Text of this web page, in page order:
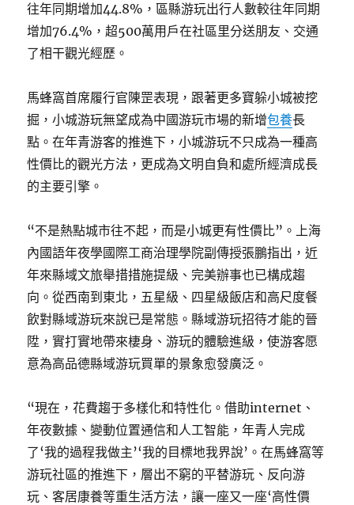
往年同期增加44.8%，區縣游玩出行人數較往年同期
增加76.4%，超500萬用戶在社區里分送朋友、交通
了相干觀光經歷。
馬蜂窩首席履行官陳罡表現，跟著更多寶躲小城被挖
掘，小城游玩無望成為中國游玩市場的新增包養長
點。在年青游客的推進下，小城游玩不只成為一種高
性價比的觀光方法，更成為文明自負和處所經濟成長
的主要引擎。
“不是熱點城市往不起，而是小城更有性價比”。上海
內國語年夜學國際工商治理學院副傳授張鵬指出，近
年來縣域文旅舉措措施提級、完美辦事也已構成趨
向。從西南到東北，五星級、四星級飯店和高尺度餐
飲對縣域游玩來說已是常態。縣域游玩招待才能的晉
陞，實打實地帶來棲身、游玩的體驗進級，使游客愿
意為高品德縣域游玩買單的景象愈發廣泛。
“現在，花費趨于多樣化和特性化。借助internet、
年夜數據、變動位置通信和人工智能，年青人完成
了‘我的過程我做主’‘我的目標地我界說’。在馬蜂窩等
游玩社區的推進下，層出不窮的平替游玩、反向游
玩、客居康養等重生活方法，讓一座又一座‘高性價